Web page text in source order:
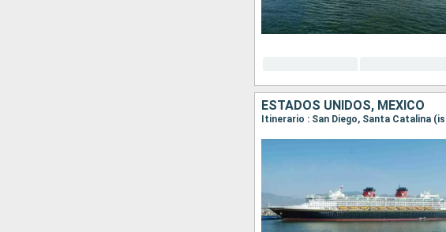
ESTADOS UNIDOS, MÉXICO
Itinerario : San Diego, Santa Catalina